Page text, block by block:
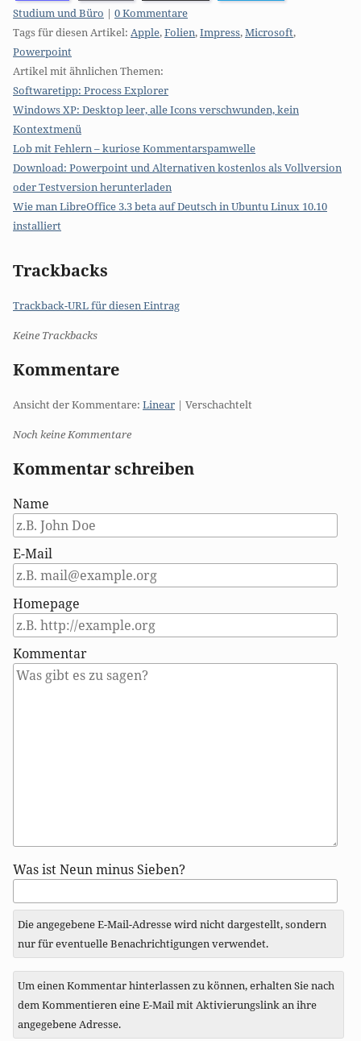
Kategorien:
Studium und Büro | 0 Kommentare
Tags für diesen Artikel: Apple,Folien,Impress,Microsoft,
Powerpoint
Artikel mit ähnlichen Themen:
Softwaretipp: Process Explorer
Windows XP: Desktop leer, alle Icons verschwunden, kein
Kontextmenü
Lob mit Fehlern – kuriose Kommentarspamwelle
Download: Powerpoint und Alternativen kostenlos als Vollversion
oder Testversion herunterladen
Wie man LibreOffice 3.3 beta auf Deutsch in Ubuntu Linux 10.10
installiert
Trackbacks
Trackback-URL für diesen Eintrag
Keine Trackbacks
Kommentare
Ansicht der Kommentare: Linear | Verschachtelt
Noch keine Kommentare
Kommentar schreiben
Name
E-Mail
Homepage
Kommentar
Antwort
Was ist Neun minus Sieben?
Die angegebene E-Mail-Adresse wird nicht dargestellt, sondern
nur für eventuelle Benachrichtigungen verwendet.
Um einen Kommentar hinterlassen zu können, erhalten Sie nach
dem Kommentieren eine E-Mail mit Aktivierungslink an ihre
angegebene Adresse.